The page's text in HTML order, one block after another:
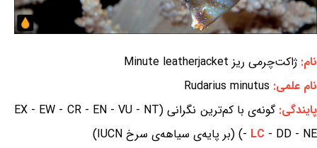
نام: ژاکت‌چرمی ریز Minute leatherjacket
نام علمی: Rudarius minutus
پایندگی:
گونه‌ی با کم‌ترین نگرانی (EX - EW - CR - EN - VU - NT
- LC - DD - NE) (بر پایه‌ی سیاهه‌ی سرخ IUCN)